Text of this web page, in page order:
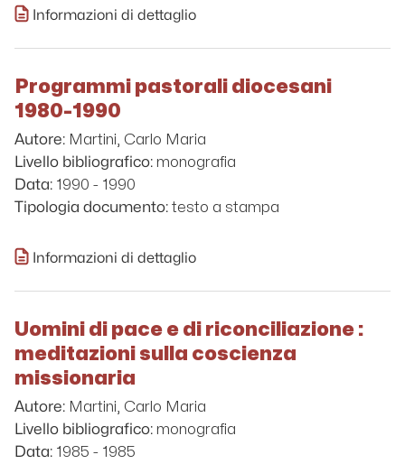
Informazioni di dettaglio
Programmi pastorali diocesani
1980-1990
Autore: Martini, Carlo Maria
Livello bibliografico: monografia
Data: 1990 - 1990
Tipologia documento: testo a stampa
Informazioni di dettaglio
Uomini di pace e di riconciliazione :
meditazioni sulla coscienza
missionaria
Autore: Martini, Carlo Maria
Livello bibliografico: monografia
Data: 1985 - 1985